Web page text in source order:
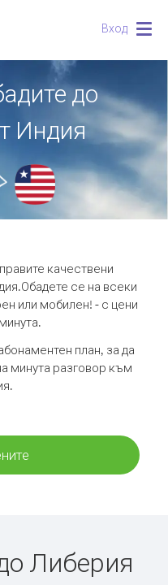
Вход
до
Индия
качествени
Обадете се на всеки
или мобилен! - с цени
план, за да
минута разговор към
Либерия